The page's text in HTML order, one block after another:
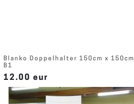
Blanko Doppelhalter 150cm x 150cm
B1
12.00 eur